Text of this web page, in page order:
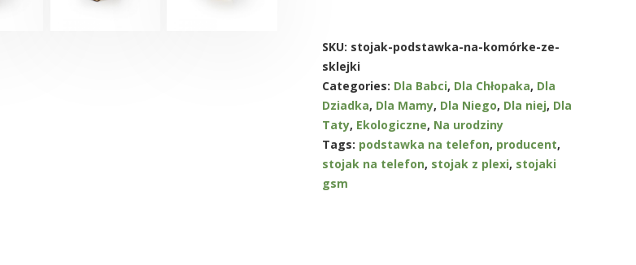
SKU: stojak-podstawka-na-komórke-ze-
sklejki
Categories: Dla Babci, Dla Chłopaka, Dla
Dziadka, Dla Mamy, Dla Niego, Dla niej, Dla
Taty, Ekologiczne, Na urodziny
Tags: podstawka na telefon, producent,
stojak na telefon, stojak z plexi, stojaki
gsm